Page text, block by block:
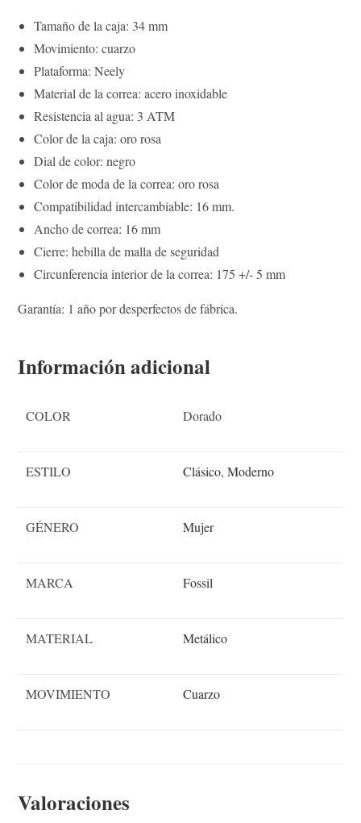
Tamaño de la caja: 34 mm
Movimiento: cuarzo
Plataforma: Neely
Material de la correa: acero inoxidable
Resistencia al agua: 3 ATM
Color de la caja: oro rosa
Dial de color: negro
Color de moda de la correa: oro rosa
Compatibilidad intercambiable: 16 mm.
Ancho de correa: 16 mm
Cierre: hebilla de malla de seguridad
Circunferencia interior de la correa: 175 +/- 5 mm
Garantía: 1 año por desperfectos de fábrica.
Información adicional
COLOR Dorado
ESTILO Clásico,Moderno
GÉNERO Mujer
MARCA Fossil
MATERIAL Metálico
MOVIMIENTO Cuarzo
Valoraciones